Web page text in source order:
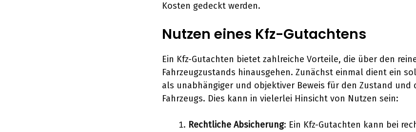
Kosten gedeckt werden.
Nutzen eines Kfz-Gutachtens
Ein Kfz-Gutachten bietet zahlreiche Vorteile, die über den
Fahrzeugzustands hinausgehen. Zunächst einmal dient ein
als unabhängiger und objektiver Beweis für den Zustand und
Fahrzeugs. Dies kann in vielerlei Hinsicht von Nutzen sein:
Rechtliche Absicherung: Ein Kfz-Gutachten kann bei